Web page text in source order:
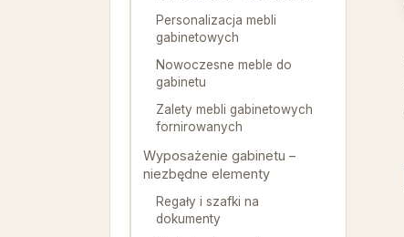
Personalizacja mebli
gabinetowych
Nowoczesne meble do
gabinetu
Zalety mebli gabinetowych
fornirowanych
Wyposażenie gabinetu –
niezbędne elementy
Regały i szafki na
dokumenty